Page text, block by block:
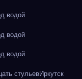
водой
водой
водой
стульевИркутск